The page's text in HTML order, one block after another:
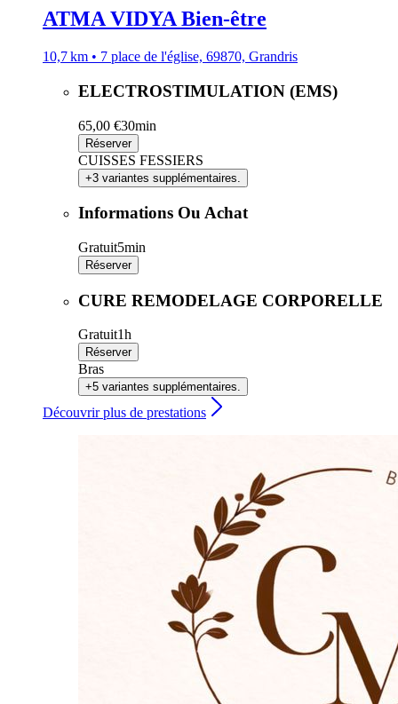
ATMA VIDYA Bien-être
10,7 km • 7 place de l'église, 69870, Grandris
ELECTROSTIMULATION (EMS)
65,00 €30min
Réserver
CUISSES FESSIERS
+3 variantes supplémentaires.
Informations Ou Achat
Gratuit5min
Réserver
CURE REMODELAGE CORPORELLE
Gratuit1h
Réserver
Bras
+5 variantes supplémentaires.
Découvrir plus de prestations